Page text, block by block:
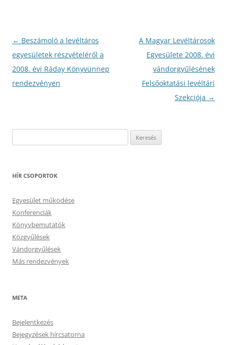
Bejegyzés
navigáció
← Beszámoló a levéltáros
egyesületek részvételéről a
2008. évi Ráday Könyvünnep
rendezvényen
A Magyar Levéltárosok
Egyesülete 2008. évi
vándorgyűlésének
Felsőoktatási levéltári
Szekciója →
HÍR CSOPORTOK
Egyesület működése
Konferenciák
Könyvbemutatók
Közgyűlések
Vándorgyűlések
Más rendezvények
META
Bejelentkezés
Bejegyzések hírcsatorna